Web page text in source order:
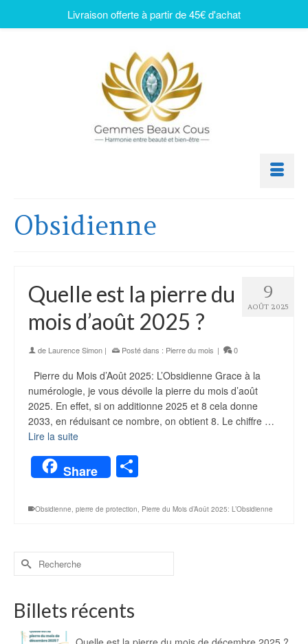
Obsidienne
9
AOÛT 2025
Quelle est la pierre du
mois d’août 2025 ?
de Laurence Simon | Posté dans : Pierre du mois | 0
Pierre du Mois d’Août 2025: L’Obsidienne Grace à la
numérologie, je vous dévoile la pierre du mois d’août
2025. En effet, si on additionne 2025 et 8 cela donne
2033, en réduisant ce nombre, on obtient 8. Le chiffre …
Lire la suite
Share
Obsidienne, pierre de protection, Pierre du Mois d’Août 2025: L’Obsidienne
Billets récents
Livraison offerte à partir de 45€ d'achat